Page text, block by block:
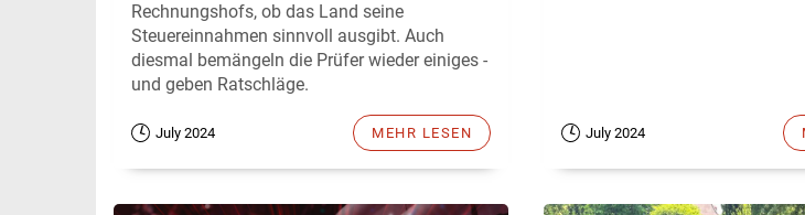
Rechnungshofs, ob das Land seine
Steuereinnahmen sinnvoll ausgibt. Auch
diesmal bemängeln die Prüfer wieder einiges -
und geben Ratschläge.
July 2024 MEHR LESEN July 2024